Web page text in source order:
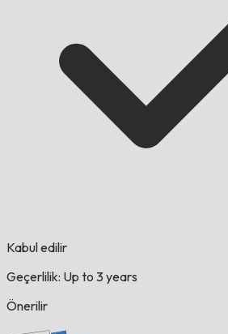
Kabul edilir
Geçerlilik: Up to 3 years
Önerilir